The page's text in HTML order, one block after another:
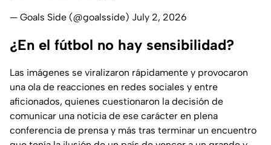
— Goals Side (@goalsside) July 2, 2026
¿En el fútbol no hay sensibilidad?
Las imágenes se viralizaron rápidamente y provocaron
una ola de reacciones en redes sociales y entre
aficionados, quienes cuestionaron la decisión de
comunicar una noticia de ese carácter en plena
conferencia de prensa y más tras terminar un encuentro